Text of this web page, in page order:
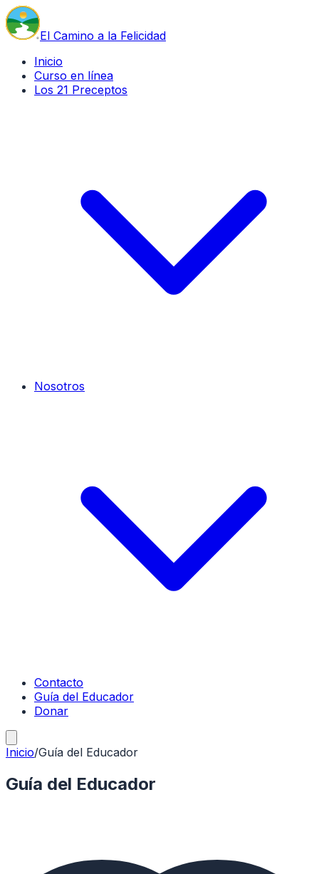
El Camino a la Felicidad
Inicio
Curso en línea
Los 21 Preceptos
Nosotros
Contacto
Guía del Educador
Donar
Inicio/Guía del Educador
Guía del Educador